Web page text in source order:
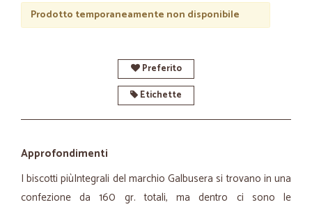
Prodotto temporaneamente non disponibile
Preferito
Etichette
Approfondimenti
I biscotti piùIntegrali del marchio Galbusera si trovano in una
confezione da 160 gr. totali, ma dentro ci sono le